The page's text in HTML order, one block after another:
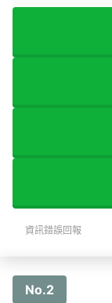
資訊錯誤回報
No.2